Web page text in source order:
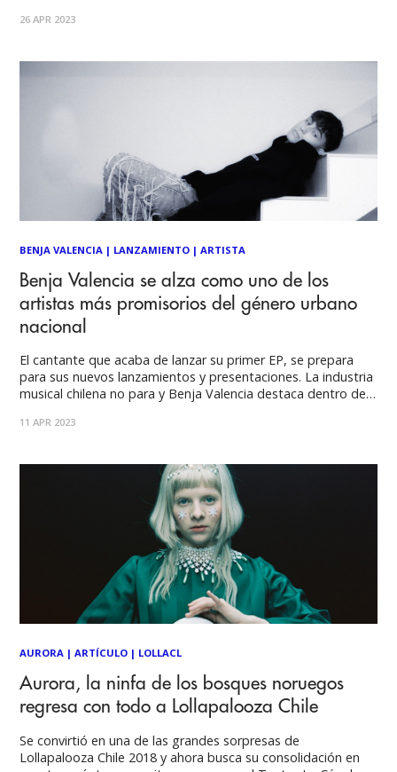
pistas con el single “Ser Anti”, un
26 APR 2023
BENJA VALENCIA | LANZAMIENTO |ARTISTA
Benja Valencia se alza como uno de los
artistas más promisorios del género urbano
nacional
El cantante que acaba de lanzar su primer EP, se prepara
para sus nuevos lanzamientos y presentaciones. La industria
musical chilena no para y Benja Valencia destaca dentro de
responsable del hit “Déjate ver” y “Asiento pá tras” está
11 APR 2023
AURORA |ARTÍCULO | LOLLACL
Aurora, la ninfa de los bosques noruegos
regresa con todo a Lollapalooza Chile
Se convirtió en una de las grandes sorpresas de
Lollapalooza Chile 2018 y ahora busca su consolidación en